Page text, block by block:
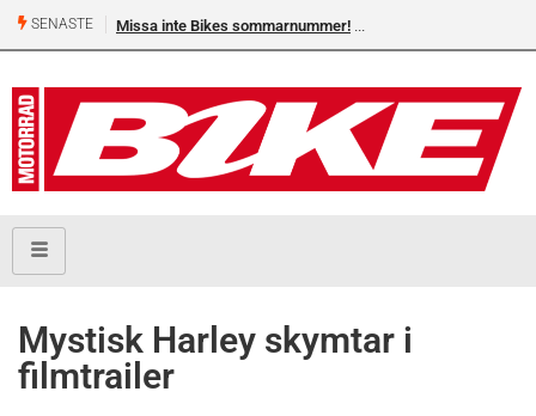
SENASTE Missa inte Bikes sommarnummer!
​Mystisk Harley skymtar i
filmtrailer